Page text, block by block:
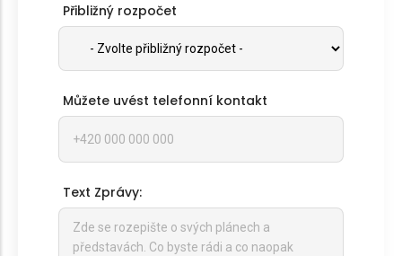
Přibližný rozpočet
Můžete uvést telefonní kontakt
Text Zprávy: